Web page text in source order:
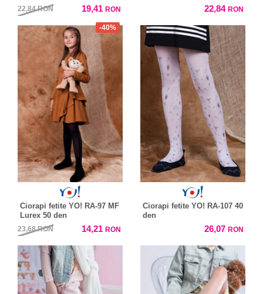
22,84RON 19,41 RON 22,84 RON
-40%
Ciorapi fetite YO! RA-97 MF
Lurex 50 den
23,68RON 14,21 RON
Ciorapi fetite YO! RA-107 40
den
26,07 RON